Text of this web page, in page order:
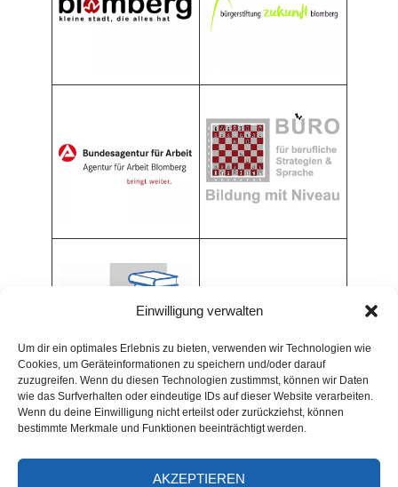
Einwilligung verwalten
Um dir ein optimales Erlebnis zu bieten, verwenden wir Technologien wie
Cookies, um Geräteinformationen zu speichern und/oder darauf
zuzugreifen. Wenn du diesen Technologien zustimmst, können wir Daten
wie das Surfverhalten oder eindeutige IDs auf dieser Website verarbeiten.
Wenn du deine Einwilligung nicht erteilst oder zurückziehst, können
bestimmte Merkmale und Funktionen beeinträchtigt werden.
AKZEPTIEREN